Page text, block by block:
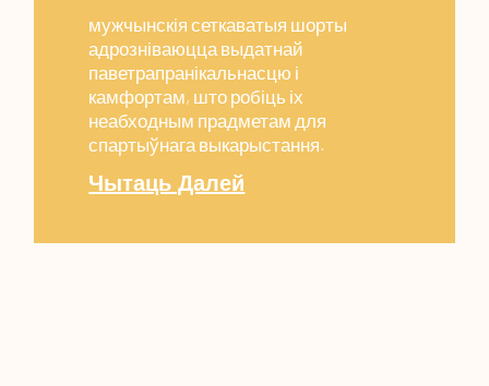
мужчынскія сеткаватыя шорты
адрозніваюцца выдатнай
паветрапранікальнасцю і
камфортам, што робіць іх
неабходным прадметам для
спартыўнага выкарыстання.
Чытаць Далей